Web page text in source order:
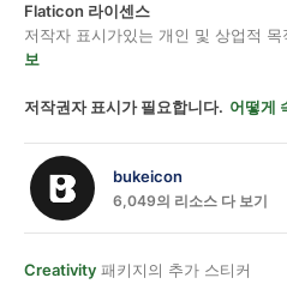
Flaticon 라이센스
저작자 표시가있는 개인 및 상업적
보
저작권자 표시가 필요합니다. 어떻게
bukeicon
6,049의 리소스 다 보기
Creativity 패키지의 추가 스티커